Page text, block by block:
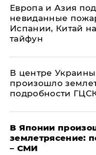
Европа и Азия
невиданные
Испании, Китай
тайфун
В центре
произошло
подробности
В Японии
землетрясение:
– СМИ